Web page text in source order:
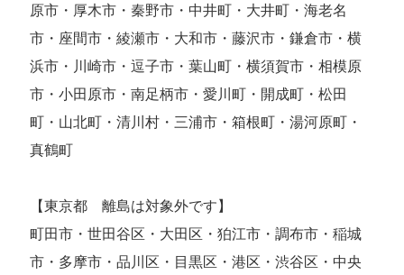
原市・厚木市・秦野市・中井町・大井町・海老名
市・座間市・綾瀬市・大和市・藤沢市・鎌倉市・横
浜市・川崎市・逗子市・葉山町・横須賀市・相模原
市・小田原市・南足柄市・愛川町・開成町・松田
町・山北町・清川村・三浦市・箱根町・湯河原町・
真鶴町
【東京都 離島は対象外です】
町田市・世田谷区・大田区・狛江市・調布市・稲城
市・多摩市・品川区・目黒区・港区・渋谷区・中央